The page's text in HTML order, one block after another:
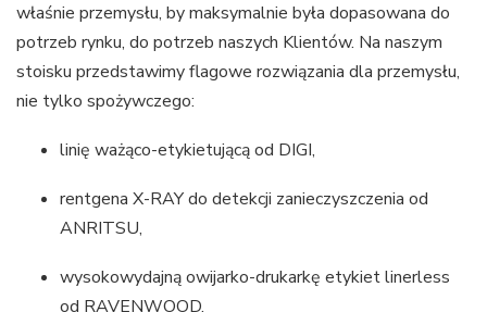
właśnie przemysłu, by maksymalnie była dopasowana do
potrzeb rynku, do potrzeb naszych Klientów. Na naszym
stoisku przedstawimy flagowe rozwiązania dla przemysłu,
nie tylko spożywczego:
linię ważąco-etykietującą od DIGI,
rentgena X-RAY do detekcji zanieczyszczenia od
ANRITSU,
wysokowydajną owijarko-drukarkę etykiet linerless
od RAVENWOOD,